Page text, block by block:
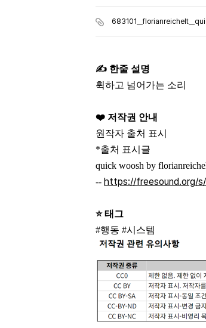
✍️ 한줄 설명
휙하고 넘어가는 소리
❤️ 저작권 안내
원작자 출처 표시
*출처 표시글
quick woosh by
-- https://freesound.org/
⭐ 태그
#행동 #시스템